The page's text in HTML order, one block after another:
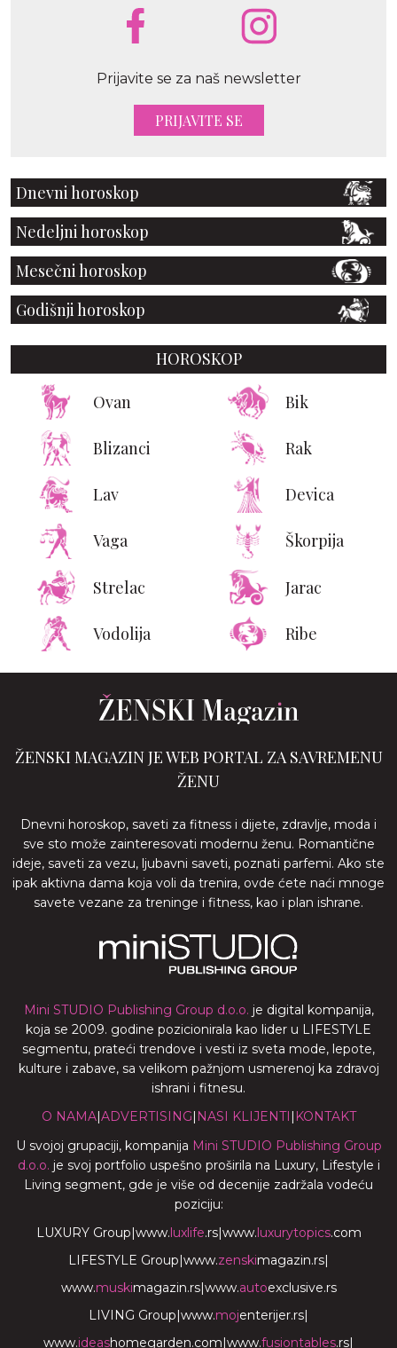
Prijavite se za naš newsletter
PRIJAVITE SE
Dnevni horoskop
Nedeljni horoskop
Mesečni horoskop
Godišnji horoskop
HOROSKOP
Ovan Bik
Blizanci Rak
Lav Devica
Vaga Škorpija
Strelac Jarac
Vodolija Ribe
ŽENSKI MAGAZIN JE WEB PORTAL ZA SAVREMENU
ŽENU
Dnevni horoskop, saveti za fitness i dijete, zdravlje, moda i
sve sto može zainteresovati modernu ženu. Romantične
ideje, saveti za vezu, ljubavni saveti, poznati parfemi. Ako ste
ipak aktivna dama koja voli da trenira, ovde ćete naći mnoge
savete vezane za treninge i fitness, kao i plan ishrane.
Mini STUDIO Publishing Group d.o.o. je digital kompanija,
koja se 2009. godine pozicionirala kao lider u LIFESTYLE
segmentu, prateći trendove i vesti iz sveta mode, lepote,
kulture i zabave, sa velikom pažnjom usmerenoj ka zdravoj
ishrani i fitnesu.
O NAMA|ADVERTISING| NASI KLIJENTI | KONTAKT
U svojoj grupaciji, kompanija Mini STUDIO Publishing Group
d.o.o. je svoj portfolio uspešno proširila na Luxury, Lifestyle i
Living segment, gde je više od decenije zadržala vodeću
poziciju:
LUXURY Group|www.luxlife.rs|www.luxurytopics.com
LIFESTYLE Group|www.zenskimagazin.rs|
www.muskimagazin.rs|www.autoexclusive.rs
LIVING Group|www.mojenterijer.rs|
www.ideashomegarden.com|www.fusiontables.rs|